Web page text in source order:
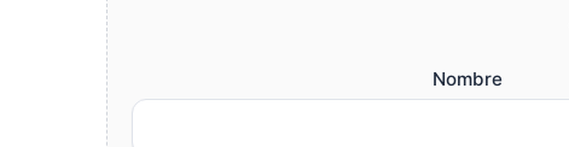
Nombre